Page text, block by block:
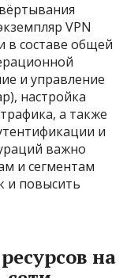
VPN
в составе общей
и управление
настройка
а также
и
важно
и сегментам
и повысить
на